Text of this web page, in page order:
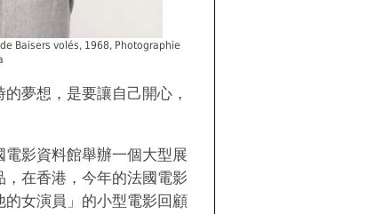
Baisers volés, 1968, Photographie
的夢想，是要讓自己開心，
影資料館舉辦一個大型展
在香港，今年的法國電影
女演員」的小型電影回顧